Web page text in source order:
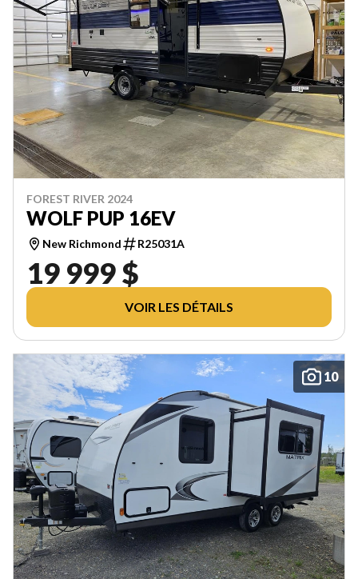
FOREST RIVER 2024
WOLF PUP 16EV
New Richmond R25031A
19 999 $
VOIR LES DÉTAILS
10